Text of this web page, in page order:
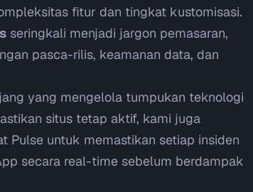
fitur dan tingkat kustomisasi.
seringkali menjadi jargon pemasaran,
pasca-rilis, keamanan data, dan
yang mengelola tumpukan teknologi
situs tetap aktif, kami juga
Pulse untuk memastikan setiap insiden
secara real-time sebelum berdampak